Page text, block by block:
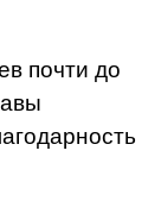
почти до